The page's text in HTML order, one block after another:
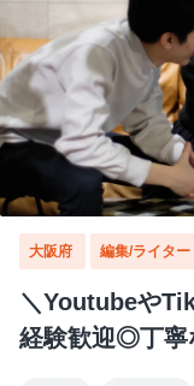
大阪府 編集/ライター
＼Youtubeや
経験歓迎◎丁寧